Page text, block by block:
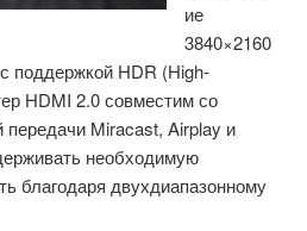
ие
3840×2160
поддержкой HDR (High-
HDMI 2.0 совместим со
передачи Miracast, Airplay и
необходимую
благодаря двухдиапазонному